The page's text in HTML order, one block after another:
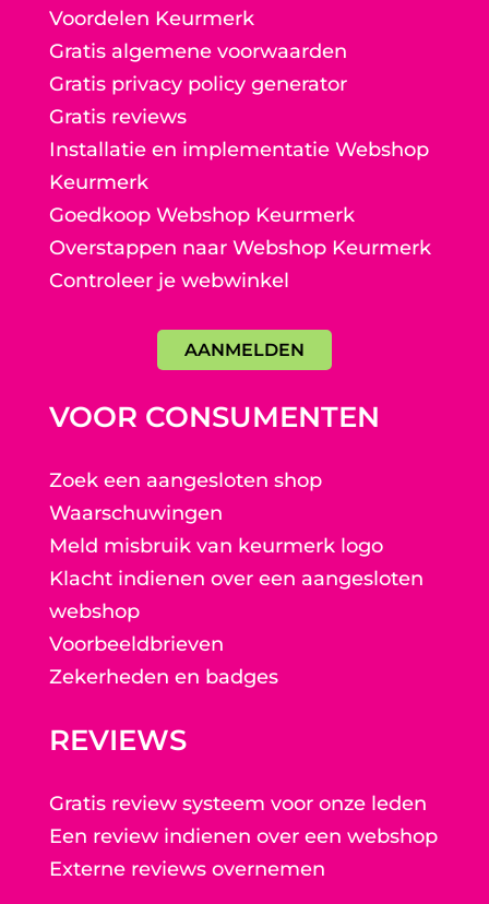
Voordelen Keurmerk
Gratis algemene voorwaarden
Gratis privacy policy generator
Gratis reviews
Installatie en implementatie Webshop
Keurmerk
Goedkoop Webshop Keurmerk
Overstappen naar Webshop Keurmerk
Controleer je webwinkel
AANMELDEN
VOOR CONSUMENTEN
Zoek een aangesloten shop
Waarschuwingen
Meld misbruik van keurmerk logo
Klacht indienen over een aangesloten
webshop
Voorbeeldbrieven
Zekerheden en badges
REVIEWS
Gratis review systeem voor onze leden
Een review indienen over een webshop
Externe reviews overnemen